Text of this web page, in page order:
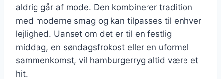
aldrig går af mode. Den kombinerer tradition
med moderne smag og kan tilpasses til enhver
lejlighed. Uanset om det er til en festlig
middag, en søndagsfrokost eller en uformel
sammenkomst, vil hamburgerryg altid være et
hit.